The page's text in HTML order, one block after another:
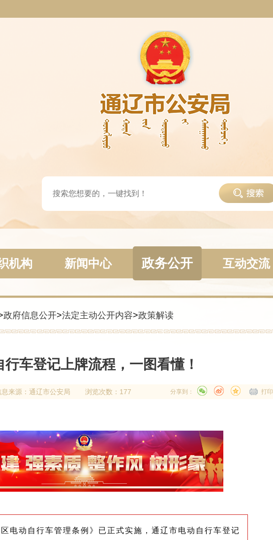
机构 新闻中心 政务公开 互动交流
政府信息公开>法定主动公开内容>政策解读
行车登记上牌流程，一图看懂！
来源： 通辽市公安局 浏览次数：177 打印
分享到：
自行车管理条例》已正式实施，通辽市电动自行车登记